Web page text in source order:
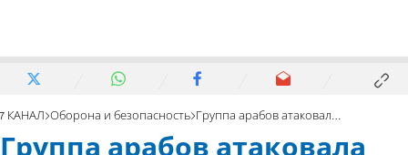
7 КАНАЛ Оборона и безопасность Группа арабов атаковала ешиву в Рамле